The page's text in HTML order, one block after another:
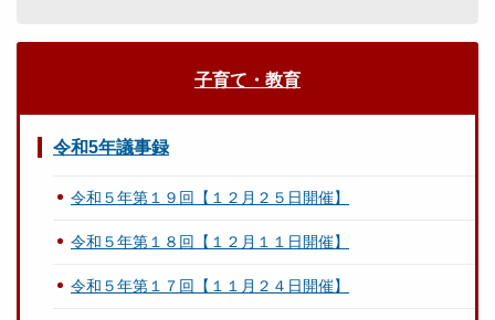
子育て・教育
令和5年議事録
令和５年第１９回【１２月２５日開催】
令和５年第１８回【１２月１１日開催】
令和５年第１７回【１１月２４日開催】